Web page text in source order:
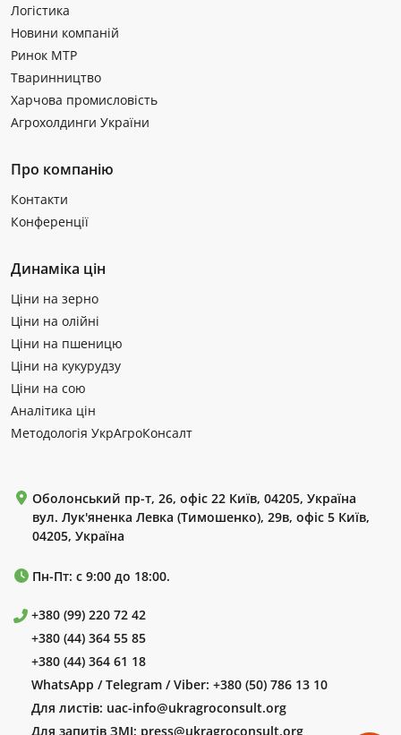
Логістика
Новини компаній
Ринок МТР
Тваринництво
Харчова промисловість
Агрохолдинги України
Про компанію
Контакти
Конференції
Динаміка цін
Ціни на зерно
Ціни на олійні
Ціни на пшеницю
Ціни на кукурудзу
Ціни на сою
Аналітика цін
Методологія УкрАгроКонсалт
Оболонський пр-т, 26, офіс 22 Київ, 04205, Україна
вул. Лук'яненка Левка (Тимошенко), 29в, офіс 5 Київ,
04205, Україна
Пн-Пт: с 9:00 до 18:00.
+380 (99) 220 72 42
+380 (44) 364 55 85
+380 (44) 364 61 18
WhatsApp / Telegram / Viber: +380 (50) 786 13 10
Для листів: uac-info@ukragroconsult.org
Для запитів ЗМІ: press@ukragroconsult.org